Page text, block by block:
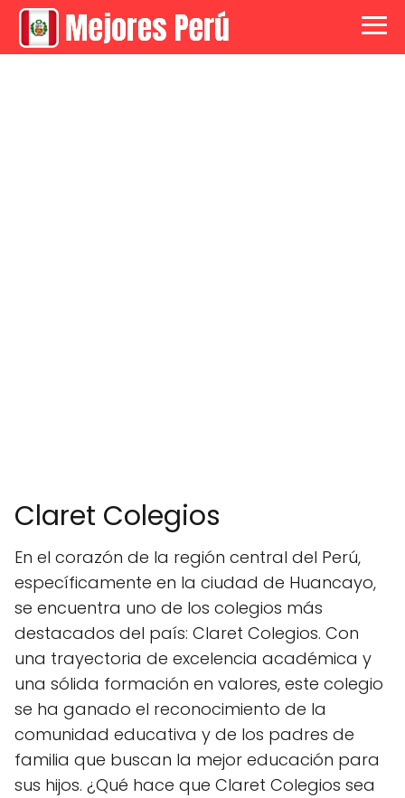
Claret Colegios
En el corazón de la región central del Perú,
específicamente en la ciudad de Huancayo,
se encuentra uno de los colegios más
destacados del país: Claret Colegios. Con
una trayectoria de excelencia académica y
una sólida formación en valores, este colegio
se ha ganado el reconocimiento de la
comunidad educativa y de los padres de
familia que buscan la mejor educación para
sus hijos. ¿Qué hace que Claret Colegios sea